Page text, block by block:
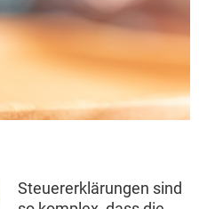
Steuererklärungen sind